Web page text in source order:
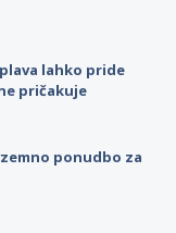
lahko pride
pričakuje
ponudbo za